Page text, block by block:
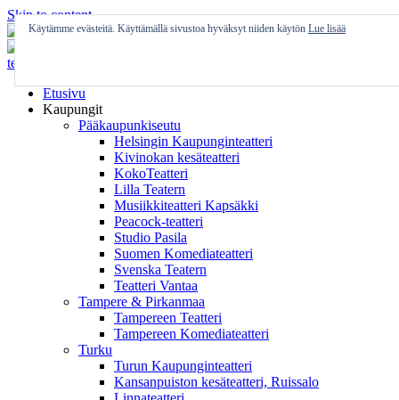
Skip to content
Etusivu
Kaupungit
Pääkaupunkiseutu
Helsingin Kaupunginteatteri
Kivinokan kesäteatteri
KokoTeatteri
Lilla Teatern
Musiikkiteatteri Kapsäkki
Peacock-teatteri
Studio Pasila
Suomen Komediateatteri
Svenska Teatern
Teatteri Vantaa
Tampere & Pirkanmaa
Tampereen Teatteri
Tampereen Komediateatteri
Turku
Turun Kaupunginteatteri
Kansanpuiston kesäteatteri, Ruissalo
Käytämme evästeitä. Käyttämällä sivustoa hyväksyt niiden käytön Lue lisää